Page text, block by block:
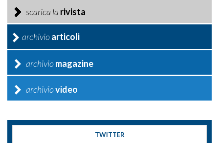
scarica la rivista
archivioarticoli
archiviomagazine
archiviovideo
TWITTER